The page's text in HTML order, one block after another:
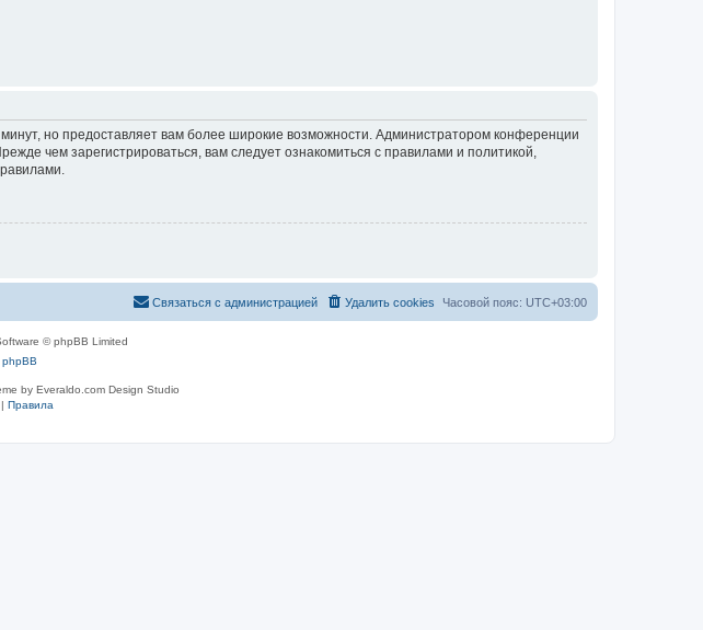
но предоставляет вам более широкие возможности. Администратором конференции
чем зарегистрироваться, вам следует ознакомиться с правилами и политикой,
Часовой пояс: UTC+03:00
Удалить cookies
Связаться с администрацией
© phpBB Limited
phpBB
by Everaldo.com Design Studio
Правила